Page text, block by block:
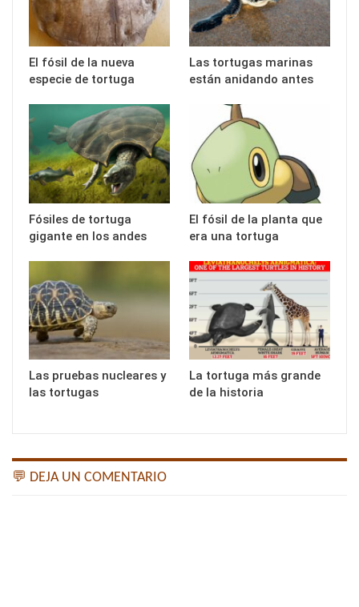
El fósil de la nueva
especie de tortuga
Las tortugas marinas
están anidando antes
Fósiles de tortuga
gigante en los andes
El fósil de la planta que
era una tortuga
Las pruebas nucleares y
las tortugas
La tortuga más grande
de la historia
💬 DEJA UN COMENTARIO